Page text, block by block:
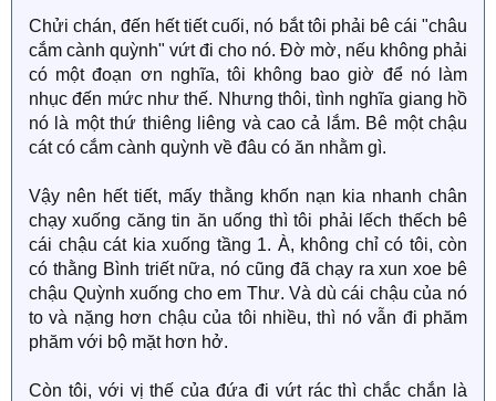
Chửi chán, đến hết tiết cuối, nó bắt tôi phải bê cái "châu
cắm cành quỳnh" vứt đi cho nó. Đờ mờ, nếu không phải
có một đoạn ơn nghĩa, tôi không bao giờ để nó làm
nhục đến mức như thế. Nhưng thôi, tình nghĩa giang hồ
nó là một thứ thiêng liêng và cao cả lắm. Bê một chậu
cát có cắm cành quỳnh về đâu có ăn nhằm gì.
Vậy nên hết tiết, mấy thằng khốn nạn kia nhanh chân
chạy xuống căng tin ăn uống thì tôi phải lếch thếch bê
cái chậu cát kia xuống tầng 1. À, không chỉ có tôi, còn
có thằng Bình triết nữa, nó cũng đã chạy ra xun xoe bê
chậu Quỳnh xuống cho em Thư. Và dù cái chậu của nó
to và nặng hơn chậu của tôi nhiều, thì nó vẫn đi phăm
phăm với bộ mặt hơn hở.
Còn tôi, với vị thế của đứa đi vứt rác thì chắc chắn là